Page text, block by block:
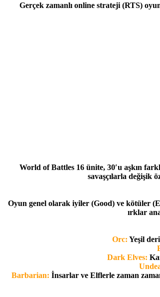
Gerçek zamanlı online strateji (RTS)
World of Battles 16 ünite, 30′u aşkın
savaşçılarla değişik
Oyun genel olarak iyiler (Good) ve kötüler
ırklar
Orc: Yeşil
Dark Elves:
Barbarian: İnsarlar ve Elflerle zaman